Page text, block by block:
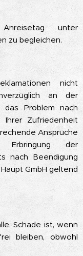
unter
zu begleichen.
nicht
an der
das Problem nach
Zufriedenheit
Ansprüche
Erbringung der
nach Beendigung
GmbH geltend
Schade ist, wenn
bleiben, obwohl